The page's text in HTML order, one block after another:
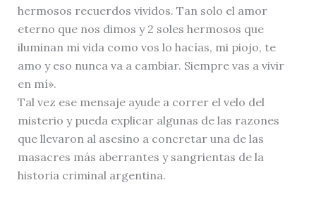
hermosos recuerdos vividos. Tan solo el amor
eterno que nos dimos y 2 soles hermosos que
iluminan mi vida como vos lo hacías, mi piojo, te
amo y eso nunca va a cambiar. Siempre vas a vivir
en mí».
Tal vez ese mensaje ayude a correr el velo del
misterio y pueda explicar algunas de las razones
que llevaron al asesino a concretar una de las
masacres más aberrantes y sangrientas de la
historia criminal argentina.